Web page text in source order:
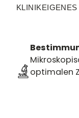
KLINIKEIGENES
optimalen